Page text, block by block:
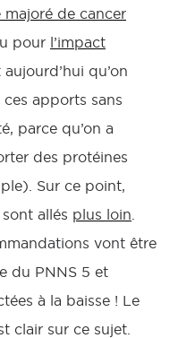
majoré de cancer
pour l’impact
aujourd’hui qu’on
apports sans
parce qu’on a
des protéines
Sur ce point,
allés plus loin
vont être
du PNNS 5 et
à la baisse ! Le
clair sur ce sujet.